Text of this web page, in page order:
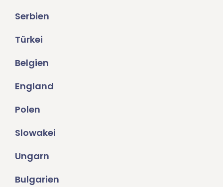
Serbien
Türkei
Belgien
England
Polen
Slowakei
Ungarn
Bulgarien